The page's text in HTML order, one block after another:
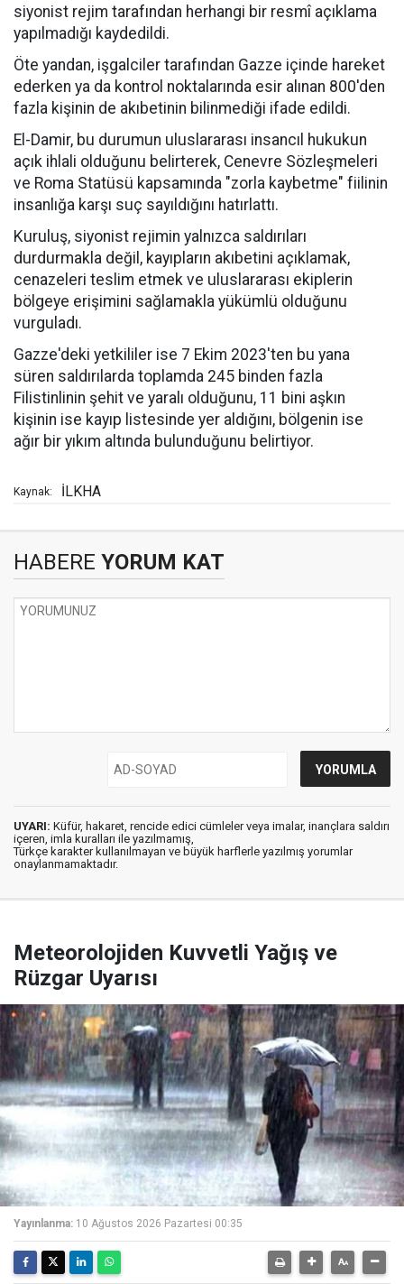
siyonist rejim tarafından herhangi bir resmî açıklama
yapılmadığı kaydedildi.
Öte yandan, işgalciler tarafından Gazze içinde hareket
ederken ya da kontrol noktalarında esir alınan 800'den
fazla kişinin de akıbetinin bilinmediği ifade edildi.
El-Damir, bu durumun uluslararası insancıl hukukun
açık ihlali olduğunu belirterek, Cenevre Sözleşmeleri
ve Roma Statüsü kapsamında "zorla kaybetme" fiilinin
insanlığa karşı suç sayıldığını hatırlattı.
Kuruluş, siyonist rejimin yalnızca saldırıları
durdurmakla değil, kayıpların akıbetini açıklamak,
cenazeleri teslim etmek ve uluslararası ekiplerin
bölgeye erişimini sağlamakla yükümlü olduğunu
vurguladı.
Gazze'deki yetkililer ise 7 Ekim 2023'ten bu yana
süren saldırılarda toplamda 245 binden fazla
Filistinlinin şehit ve yaralı olduğunu, 11 bini aşkın
kişinin ise kayıp listesinde yer aldığını, bölgenin ise
ağır bir yıkım altında bulunduğunu belirtiyor.
Kaynak: İLKHA
HABERE YORUM KAT
UYARI: Küfür, hakaret, rencide edici cümleler veya imalar, inançlara saldırı
içeren, imla kuralları ile yazılmamış,
Türkçe karakter kullanılmayan ve büyük harflerle yazılmış yorumlar
onaylanmamaktadır.
Meteorolojiden Kuvvetli Yağış ve
Rüzgar Uyarısı
Yayınlanma: 10 Ağustos 2026 Pazartesi 00:35